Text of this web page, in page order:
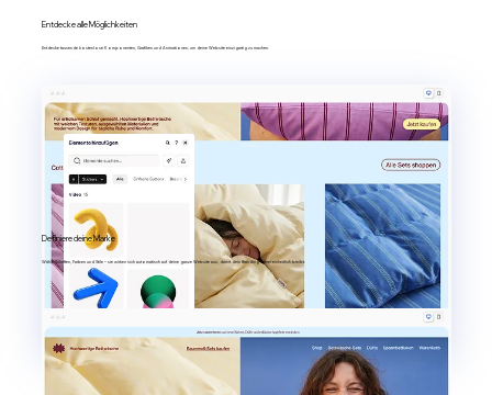
Entdecke alle Möglichkeiten
Entdecke tausende kostenlose Komponenten, Grafiken und Animationen, um deine Website einzigartig zu machen.
Definiere deine Marke
Wähle Schriften, Farben und Stile – sie wirken sich automatisch auf deine ganze Website aus, damit dein Branding immer einheitlich bleibt.